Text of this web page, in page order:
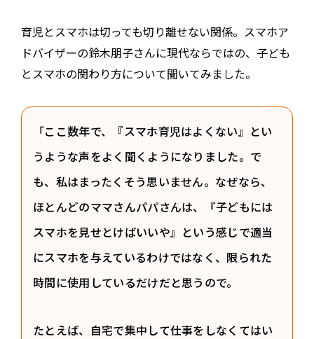
育児とスマホは切っても切り離せない関係。スマホア
ドバイザーの鈴木朋子さんに現代ならではの、子ども
とスマホの関わり方について聞いてみました。
「ここ数年で、『スマホ育児はよくない』とい
うような声をよく聞くようになりました。で
も、私はまったくそう思いません。なぜなら、
ほとんどのママさんパパさんは、『子どもには
スマホを見せとけばいいや』という感じで適当
にスマホを与えているわけではなく、限られた
時間に使用しているだけだと思うので。
たとえば、自宅で集中して仕事をしなくてはい